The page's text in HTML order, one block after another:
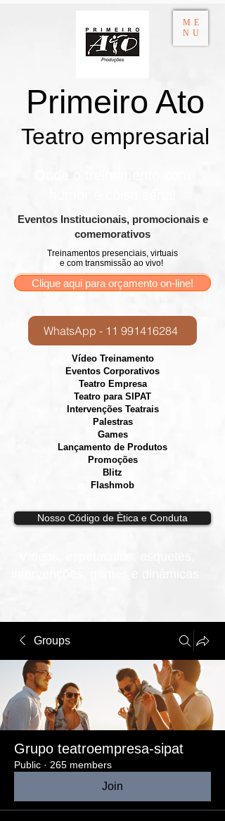
ME
NU
Primeiro Ato
Teatro empresarial​
​Eventos Institucionais, promocionais e
comemorativos
Treinamentos presenciais, virtuais
e com transmissão ao vivo!
Clique aqui para orçamento on-line!
WhatsApp - 11 991416284
Vídeo Treinamento
Eventos Corporativos
​Teatro Empresa
Teatro para SIPAT
Intervenções Teatrais
Palestras
Games
Lançamento de Produtos
Promoções
Blitz
Flashmob
Nosso Código de Ètica e Conduta
Groups
Grupo teatroempresa-sipat
Public · 265 members
Join